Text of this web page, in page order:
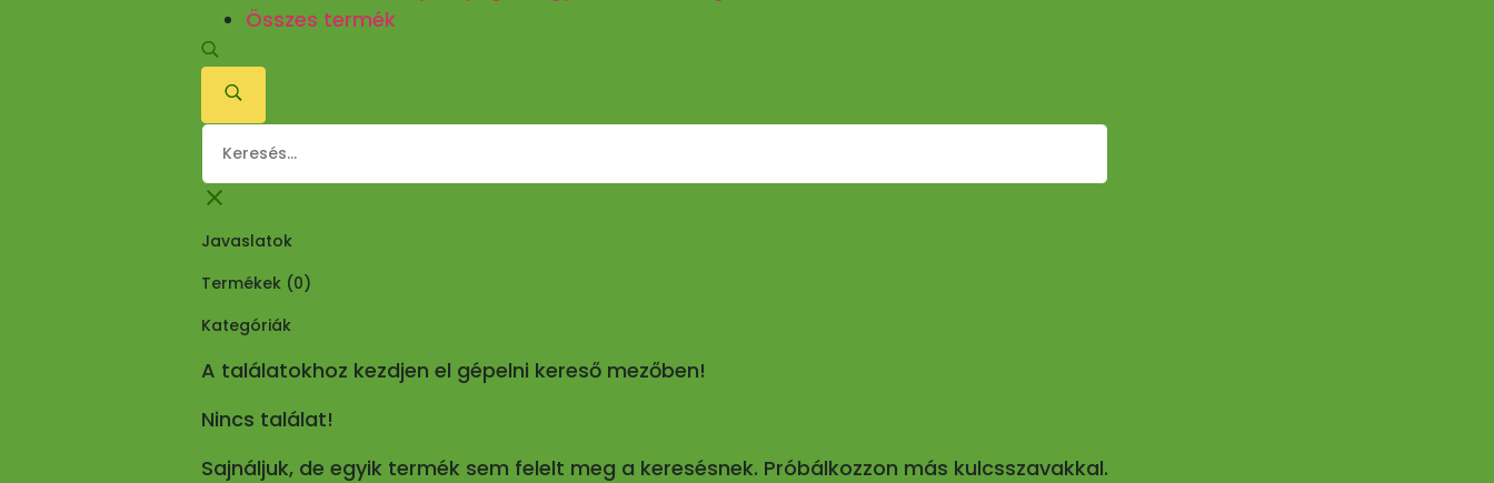
Összes termék
Javaslatok
Termékek (0)
Kategóriák
A találatokhoz kezdjen el gépelni kereső mezőben!
Nincs találat!
Sajnáljuk, de egyik termék sem felelt meg a keresésnek. Próbálkozzon más kulcsszavakkal.